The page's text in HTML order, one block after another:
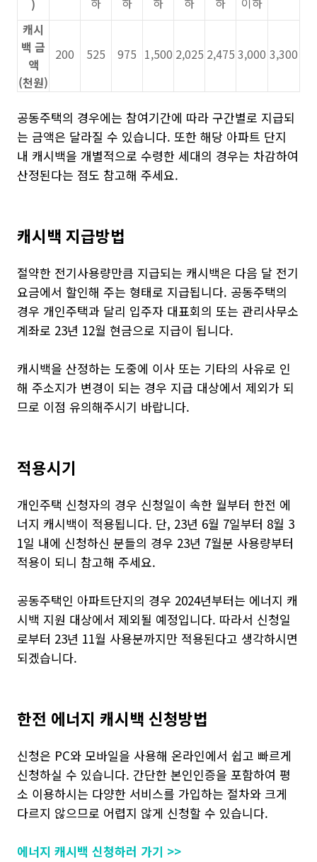
)
캐시
백 금
액
(천원)
200 525 975 1,500 2,025 2,475 3,000 3,300
공동주택의 경우에는 참여기간에 따라 구간별로 지급되
는 금액은 달라질 수 있습니다. 또한 해당 아파트 단지
내 캐시백을 개별적으로 수령한 세대의 경우는 차감하여
산정된다는 점도 참고해 주세요.
캐시백 지급방법
절약한 전기사용량만큼 지급되는 캐시백은 다음 달 전기
요금에서 할인해 주는 형태로 지급됩니다. 공동주택의
경우 개인주택과 달리 입주자 대표회의 또는 관리사무소
계좌로 23년 12월 현금으로 지급이 됩니다.
캐시백을 산정하는 도중에 이사 또는 기타의 사유로 인
해 주소지가 변경이 되는 경우 지급 대상에서 제외가 되
므로 이점 유의해주시기 바랍니다.
적용시기
개인주택 신청자의 경우 신청일이 속한 월부터 한전 에
너지 캐시백이 적용됩니다. 단, 23년 6월 7일부터 8월 3
1일 내에 신청하신 분들의 경우 23년 7월분 사용량부터
적용이 되니 참고해 주세요.
공동주택인 아파트단지의 경우 2024년부터는 에너지 캐
시백 지원 대상에서 제외될 예정입니다. 따라서 신청일
로부터 23년 11월 사용분까지만 적용된다고 생각하시면
되겠습니다.
한전 에너지 캐시백 신청방법
신청은 PC와 모바일을 사용해 온라인에서 쉽고 빠르게
신청하실 수 있습니다. 간단한 본인인증을 포함하여 평
소 이용하시는 다양한 서비스를 가입하는 절차와 크게
다르지 않으므로 어렵지 않게 신청할 수 있습니다.
에너지 캐시백 신청하러 가기 >>